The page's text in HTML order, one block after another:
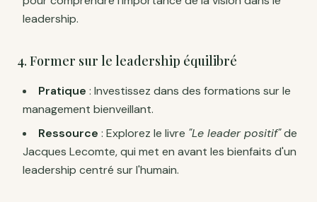
leadership.
4. Former sur le leadership équilibré
Pratique : Investissez dans des formations sur le
management bienveillant.
Ressource : Explorez le livre "Le leader positif"de
Jacques Lecomte, qui met en avant les bienfaits d'un
leadership centré sur l'humain.